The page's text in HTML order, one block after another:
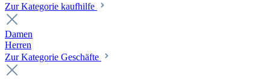
Zur Kategorie kaufhilfe
Damen
Herren
Zur Kategorie Geschäfte